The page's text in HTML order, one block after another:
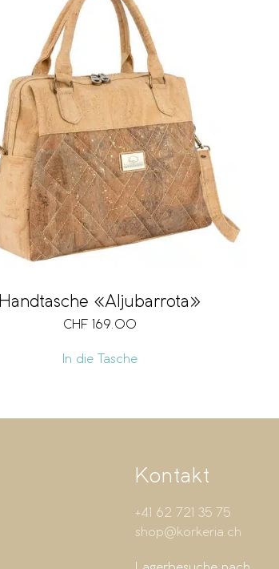
Handtasche «Aljubarrota»
CHF 169.00
In die Tasche
Kontakt
+41 62 721 35 75
shop@korkeria.ch